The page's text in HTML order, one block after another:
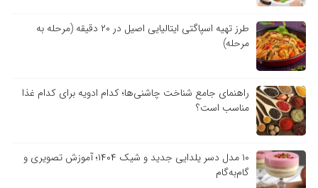
طرز تهیه اسپاگتی ایتالیایی اصیل در ۲۰ دقیقه (مرحله به
مرحله)
راهنمای جامع شناخت چاشنی‌ها؛ کدام ادویه برای کدام غذا
مناسب است؟
۱۰ مدل دسر یلدایی جدید و شیک ۱۴۰۴؛ آموزش تصویری و
گام‌به‌گام